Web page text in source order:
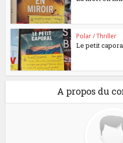
Polar / Thriller
Le petit
A propos du